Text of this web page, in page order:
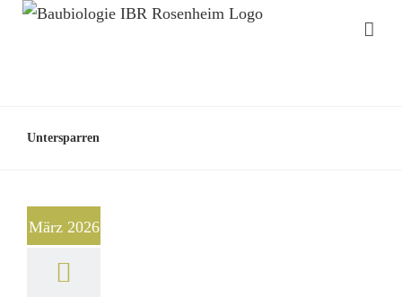
Untersparren
März 2026